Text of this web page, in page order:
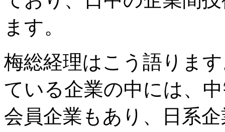
ます。
梅総経理はこう語りま
ている企業の中には、
会員企業もあり、日系